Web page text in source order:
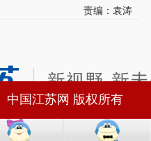
责编：袁涛
中国江苏网 版权所有